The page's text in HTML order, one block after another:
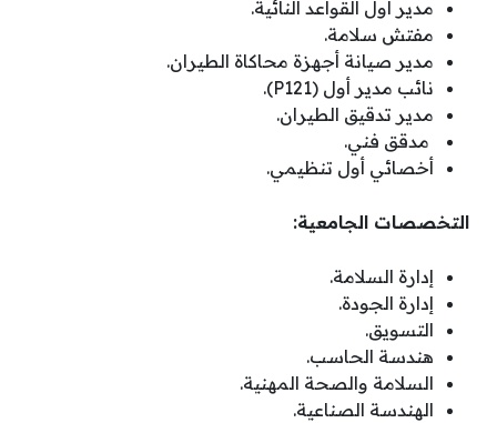
مدير أول القواعد النائية.
مفتش سلامة.
مدير صيانة أجهزة محاكاة الطيران.
نائب مدير أول (P121).
مدير تدقيق الطيران.
مدقق فني.
أخصائي أول تنظيمي.
التخصصات الجامعية:
إدارة السلامة.
إدارة الجودة.
التسويق.
هندسة الحاسب.
السلامة والصحة المهنية.
الهندسة الصناعية.